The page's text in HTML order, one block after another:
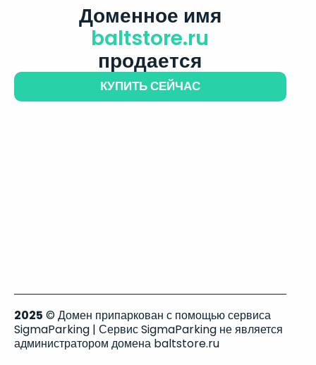
Доменное имя
baltstore.ru
продается
КУПИТЬ СЕЙЧАС
2025 © Домен припаркован с помощью сервиса
SigmaParking | Сервис SigmaParking не является
администратором домена baltstore.ru